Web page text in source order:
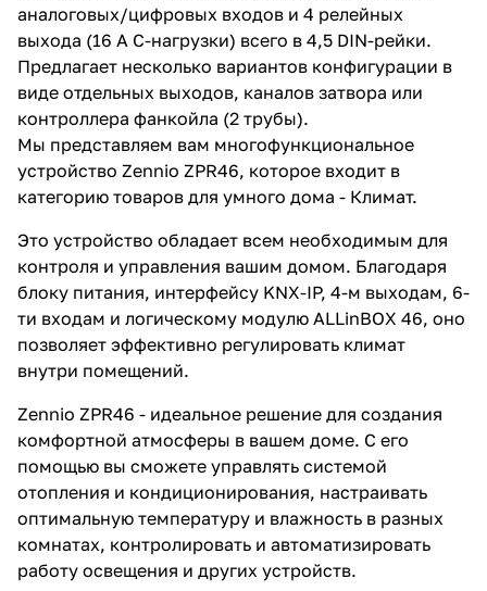
аналоговых/цифровых входов и 4 релейных
выхода (16 А C-нагрузки) всего в 4,5 DIN-рейки.
Предлагает несколько вариантов конфигурации в
виде отдельных выходов, каналов затвора или
контроллера фанкойла (2 трубы).
Мы представляем вам многофункциональное
устройство Zennio ZPR46, которое входит в
категорию товаров для умного дома - Климат.
Это устройство обладает всем необходимым для
контроля и управления вашим домом. Благодаря
блоку питания, интерфейсу KNX-IP, 4-м выходам, 6-
ти входам и логическому модулю ALLinBOX 46, оно
позволяет эффективно регулировать климат
внутри помещений.
Zennio ZPR46 - идеальное решение для создания
комфортной атмосферы в вашем доме. С его
помощью вы сможете управлять системой
отопления и кондиционирования, настраивать
оптимальную температуру и влажность в разных
комнатах, контролировать и автоматизировать
работу освещения и других устройств.